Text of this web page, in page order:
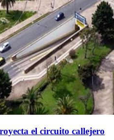
el circuito callejero